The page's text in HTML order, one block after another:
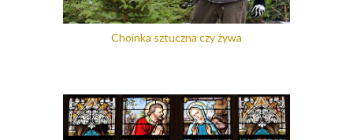
Choinka sztuczna czy żywa